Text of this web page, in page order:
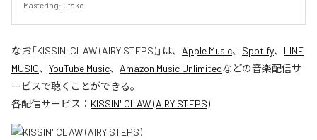
Mastering: utako
なお「KISSIN' CLAW (AIRY STEPS)」は、 Apple Music、 Spotify、 LINE
MUSIC、 YouTube Music、 Amazon Music Unlimitedなどの音楽配信サ
ービスで聴くことができる。
各配信サービス： KISSIN' CLAW (AIRY STEPS)